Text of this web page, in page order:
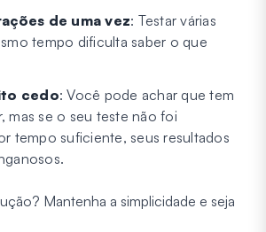
de uma vez: Testar várias
tempo dificulta saber o que
cedo: Você pode achar que tem
mas se o seu teste não foi
tempo suficiente, seus resultados
Mantenha a simplicidade e seja